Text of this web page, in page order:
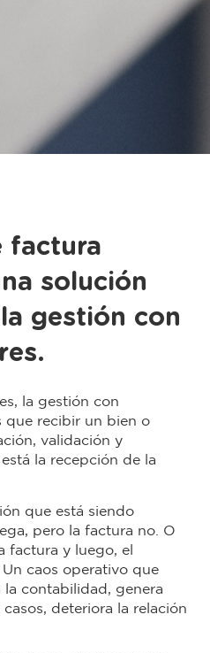
factura
solución
gestión con
la gestión con
que recibir un bien o
validación y
la recepción de la
que está siendo
pero la factura no. O
factura y luego, el
caos operativo que
la contabilidad, genera
deteriora la relación